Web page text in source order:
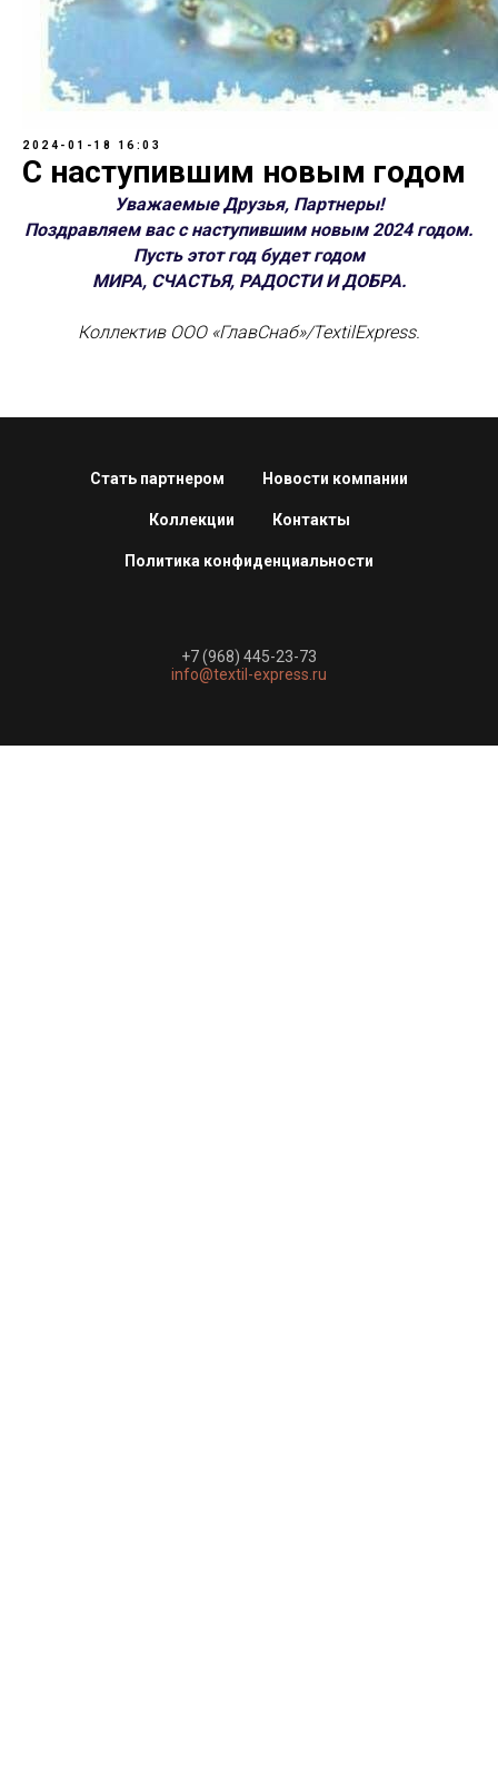
2024-01-18 16:03
С наступившим новым годом
Уважаемые Друзья, Партнеры!
Поздравляем вас с наступившим новым 2024 годом.
Пусть этот год будет годом
МИРА, СЧАСТЬЯ, РАДОСТИ И ДОБРА.
Коллектив ООО «ГлавСнаб»/TextilExpress.
Стать партнером Новости компании
Коллекции Контакты
Политика конфиденциальности
+7 (968) 445-23-73
info@textil-express.ru